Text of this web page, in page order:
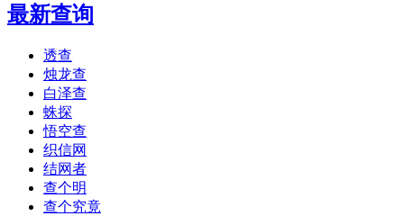
最新查询
透查
烛龙查
白泽查
蛛探
悟空查
织信网
结网者
查个明
查个究竟